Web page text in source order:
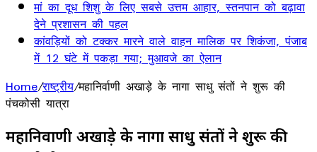
मां का दूध शिशु के लिए सबसे उत्तम आहार, स्तनपान को बढ़ावा
देने प्रशासन की पहल
कांवड़ियों को टक्कर मारने वाले वाहन मालिक पर शिकंजा, पंजाब
में 12 घंटे में पकड़ा गया; मुआवजे का ऐलान
Home/राष्ट्रीय/महानिर्वाणी अखाड़े के नागा साधु संतों ने शुरू की
पंचकोसी यात्रा
महानिर्वाणी अखाड़े के नागा साधु संतों ने शुरू की